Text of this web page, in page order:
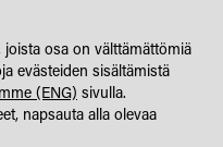
osa on välttämättömiä
evästeiden sisältämistä
(ENG) sivulla.
napsauta alla olevaa